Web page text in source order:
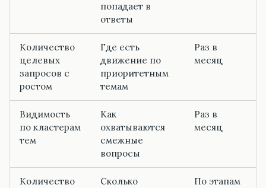
попадает в
ответы
Количество
целевых
запросов с
ростом
Где есть
движение по
приоритетным
темам
Раз в
месяц
Видимость
по кластерам
тем
Как
охватываются
смежные
вопросы
Раз в
месяц
Количество
Сколько
По этапам